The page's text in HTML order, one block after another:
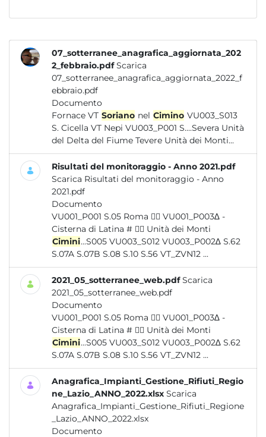
07_sotterranee_anagrafica_aggiornata_202
2_febbraio.pdf Scarica
07_sotterranee_anagrafica_aggiornata_2022_f
ebbraio.pdf
Documento
Fornace VT Soriano nel Cimino VU003_S013
S. Cicella VT Nepi VU003_P001 S....Severa Unità
del Delta del Fiume Tevere Unità dei Monti...
Risultati del monitoraggio - Anno 2021.pdf
Scarica Risultati del monitoraggio - Anno
2021.pdf
Documento
VU001_P001 S.05 Roma  VU001_P003∆ -
Cisterna di Latina #  Unità dei Monti
Cimini...S005 VU003_S012 VU003_P002∆ S.62
S.07A S.07B S.08 S.10 S.56 VT_ZVN12 ...
2021_05_sotterranee_web.pdf Scarica
2021_05_sotterranee_web.pdf
Documento
VU001_P001 S.05 Roma  VU001_P003∆ -
Cisterna di Latina #  Unità dei Monti
Cimini...S005 VU003_S012 VU003_P002∆ S.62
S.07A S.07B S.08 S.10 S.56 VT_ZVN12 ...
Anagrafica_Impianti_Gestione_Rifiuti_Regio
ne_Lazio_ANNO_2022.xlsx Scarica
Anagrafica_Impianti_Gestione_Rifiuti_Regione
_Lazio_ANNO_2022.xlsx
Documento